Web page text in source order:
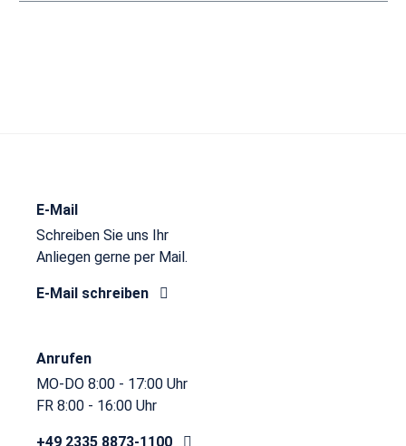
E-Mail
Schreiben Sie uns Ihr
Anliegen gerne per Mail.
E-Mail schreiben
Anrufen
MO-DO 8:00 - 17:00 Uhr
FR 8:00 - 16:00 Uhr
+49 2335 8873-1100